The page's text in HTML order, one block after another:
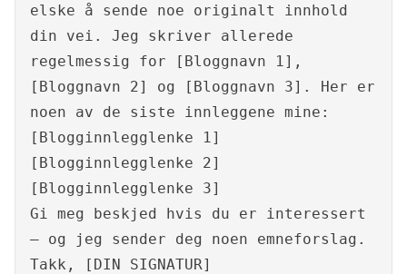
elske å sende noe originalt innhold
din vei. Jeg skriver allerede
regelmessig for [Bloggnavn 1],
[Bloggnavn 2] og [Bloggnavn 3]. Her er
noen av de siste innleggene mine:
[Blogginnlegglenke 1]
[Blogginnlegglenke 2]
[Blogginnlegglenke 3]
Gi meg beskjed hvis du er interessert
– og jeg sender deg noen emneforslag.
Takk, [DIN SIGNATUR]